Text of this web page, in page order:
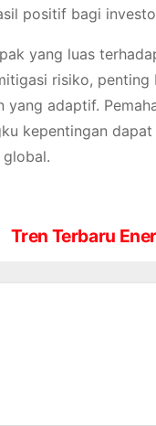
positif bagi
yang luas
risiko,
adaptif.
kepentingan
Tren Terbaru